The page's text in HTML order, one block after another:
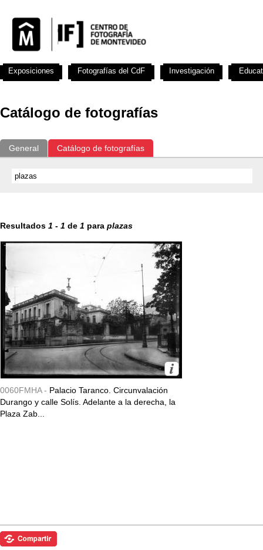
Catálogo de fotografías
General Catálogo de fotografías
Resultados 1 - 1 de 1 para plazas
0060FMHA - Palacio Taranco. Circunvalación
Durango y calle Solís. Adelante a la derecha, la
Plaza Zab...
Exposiciones Fotografías del CdF Investigación